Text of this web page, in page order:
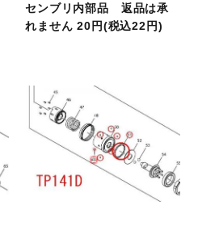
センブリ内部品 返品は承
れません 20円(税込22円)